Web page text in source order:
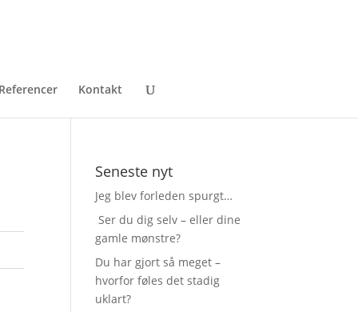
Kontakt
Seneste nyt
Jeg blev forleden spurgt…
Ser du dig selv – eller dine
gamle mønstre?
Du har gjort så meget –
hvorfor føles det stadig
uklart?